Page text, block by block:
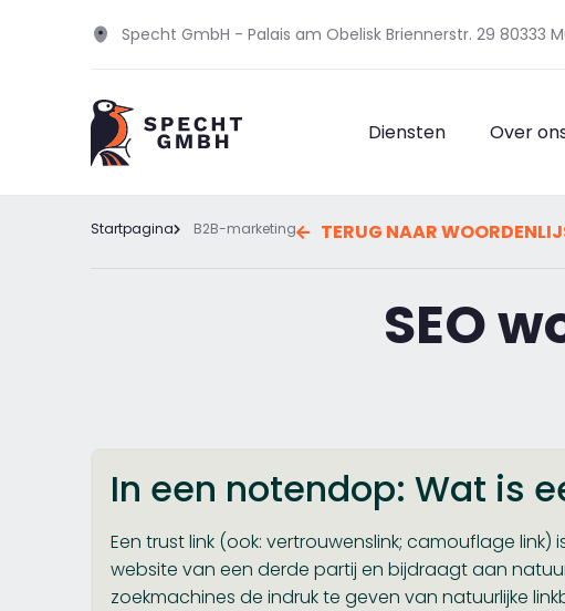
Specht GmbH - Palais am Obelisk Briennerstr. 29 80333
Diensten Over
Startpagina B2B-marketing TERUG NAAR
SEO
In een notendop: Wat is
Een trust link (ook: vertrouwenslink; camouflage link)
website van een derde partij en bijdraagt aan
zoekmachines de indruk te geven van natuurlijke